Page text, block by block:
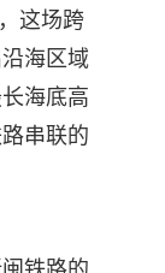
这场跨
海区域
海底高
串联的